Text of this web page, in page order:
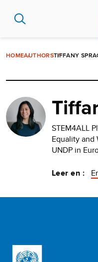
contenido
HOMEAUTHORSTIFFANY
STEM4ALL
Equality and
UNDP in
Leer en :